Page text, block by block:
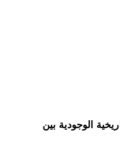
الوجودية بين